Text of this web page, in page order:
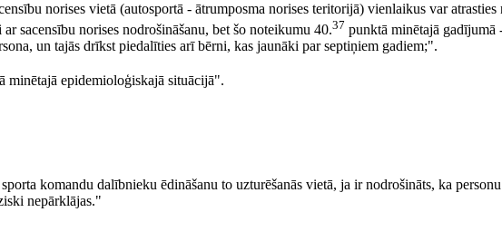
norises vietā (autosportā - ātrumposma norises teritorijā) vienlaikus var atrasties
sacensību norises nodrošināšanu, bet šo noteikumu 40.37 punktā minētajā gadījumā
un tajās drīkst piedalīties arī bērni, kas jaunāki par septiņiem gadiem;".
minētajā epidemioloģiskajā situācijā".
komandu dalībnieku ēdināšanu to uzturēšanās vietā, ja ir nodrošināts, ka personu
nepārklājas."